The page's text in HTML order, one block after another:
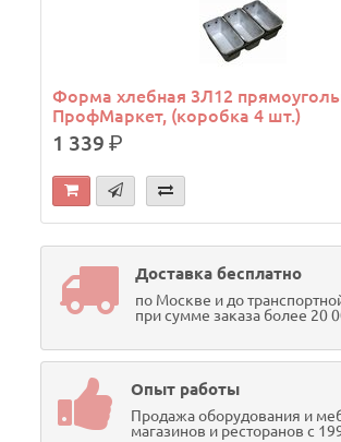
Форма хлебная 3Л12
ПрофМаркет, (коробка 4 шт.)
1 339р.
Доставка бесплатно
по Москве и до
при сумме заказа более 20
Опыт работы
Продажа оборудования и
магазинов и ресторанов с